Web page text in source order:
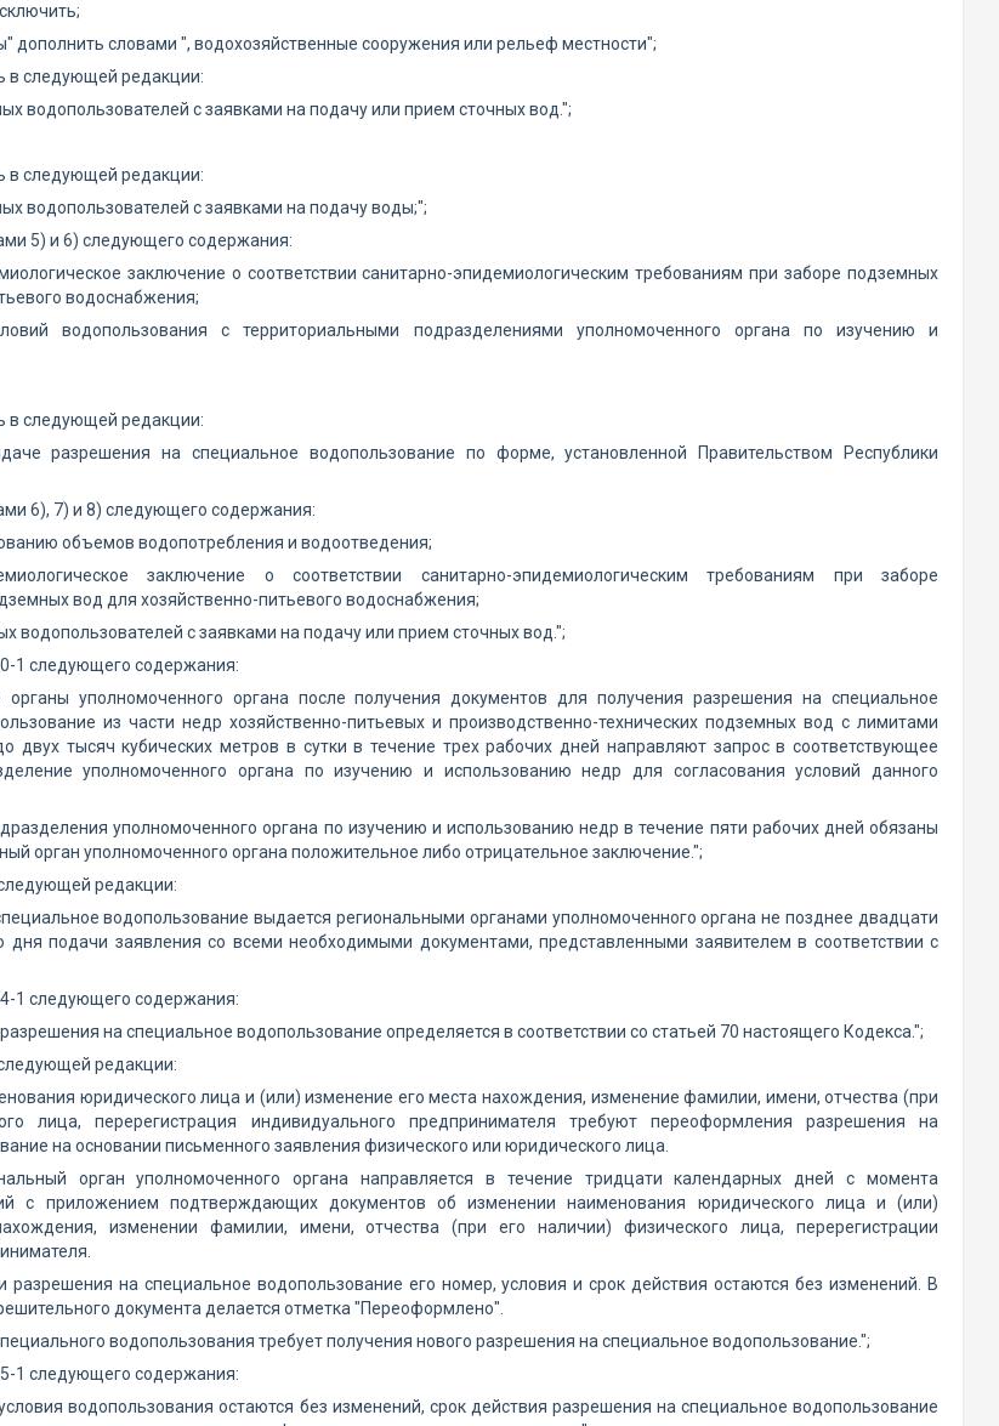
дополнить словами ", водохозяйственные сооружения или рельеф местности";
в следующей редакции:
водопользователей с заявками на подачу или прием сточных вод.";
в следующей редакции:
водопользователей с заявками на подачу воды;";
5) и 6) следующего содержания:
заключение о соответствии санитарно-эпидемиологическим требованиям при заборе подземных
водоснабжения;
водопользования с территориальными подразделениями уполномоченного органа по изучению и
в следующей редакции:
разрешения на специальное водопользование по форме, установленной Правительством Республики
6), 7) и 8) следующего содержания:
объемов водопотребления и водоотведения;
заключение о соответствии санитарно-эпидемиологическим требованиям при заборе
вод для хозяйственно-питьевого водоснабжения;
водопользователей с заявками на подачу или прием сточных вод.";
1 следующего содержания:
органы уполномоченного органа после получения документов для получения разрешения на специальное
из части недр хозяйственно-питьевых и производственно-технических подземных вод с лимитами
двух тысяч кубических метров в сутки в течение трех рабочих дней направляют запрос в соответствующее
уполномоченного органа по изучению и использованию недр для согласования условий данного
уполномоченного органа по изучению и использованию недр в течение пяти рабочих дней обязаны
орган уполномоченного органа положительное либо отрицательное заключение.";
редакции:
водопользование выдается региональными органами уполномоченного органа не позднее двадцати
дня подачи заявления со всеми необходимыми документами, представленными заявителем в соответствии с
1 следующего содержания:
на специальное водопользование определяется в соответствии со статьей 70 настоящего Кодекса.";
редакции:
юридического лица и (или) изменение его места нахождения, изменение фамилии, имени, отчества (при
лица, перерегистрация индивидуального предпринимателя требуют переоформления разрешения на
на основании письменного заявления физического или юридического лица.
орган уполномоченного органа направляется в течение тридцати календарных дней с момента
с приложением подтверждающих документов об изменении наименования юридического лица и (или)
изменении фамилии, имени, отчества (при его наличии) физического лица, перерегистрации
разрешения на специальное водопользование его номер, условия и срок действия остаются без изменений. В
документа делается отметка "Переоформлено".
водопользования требует получения нового разрешения на специальное водопользование.";
1 следующего содержания:
водопользования остаются без изменений, срок действия разрешения на специальное водопользование